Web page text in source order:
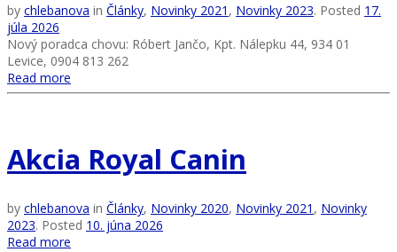
by chlebanova in Články, Novinky 2021 , Novinky 2023. Posted 17.
júla 2026
Nový poradca chovu: Róbert Jančo, Kpt. Nálepku 44, 934 01
Levice, 0904 813 262
Read more
Akcia Royal Canin
by chlebanova in Články, Novinky 2020, Novinky 2021 , Novinky
2023. Posted 10. júna 2026
Read more